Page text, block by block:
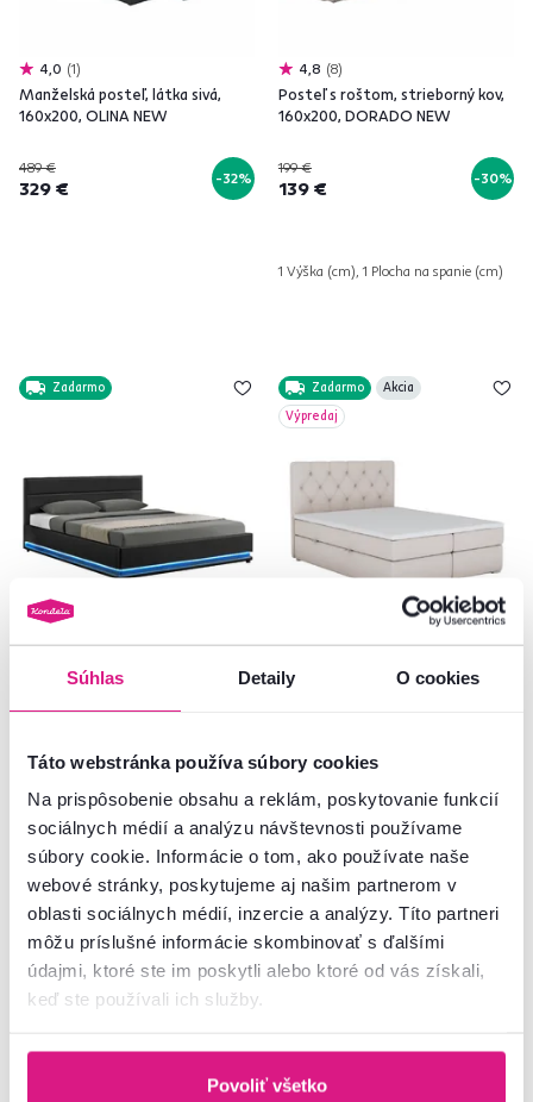
Súhlas Detaily O cookies
Táto webstránka používa súbory cookies
Na prispôsobenie obsahu a reklám, poskytovanie funkcií
sociálnych médií a analýzu návštevnosti používame
súbory cookie. Informácie o tom, ako používate naše
webové stránky, poskytujeme aj našim partnerom v
oblasti sociálnych médií, inzercie a analýzy. Títo partneri
môžu príslušné informácie skombinovať s ďalšími
údajmi, ktoré ste im poskytli alebo ktoré od vás získali,
keď ste používali ich služby.
Povoliť všetko
4,0 1
Manželská posteľ, látka sivá,
160x200, OLINA NEW
489 €
329 € -32%
4,8 8
Posteľ s roštom, strieborný kov,
160x200, DORADO NEW
199 €
139 € -30%
1 Výška (cm), 1 Plocha na spanie (cm)
Zadarmo
4,8 4
Manželská posteľ s bielym
BIRGET NEW
379 €
2 Plocha na spanie (cm), 1 Farba -
detailná
Zadarmo
Akcia
Výpredaj
5,0 3
Posteľ boxspring, béžová,
160x200, ESHLY
769 €
3 Plocha na spanie (cm), 2 Farba -
detailná, 3 Prevedenie
Zadarmo